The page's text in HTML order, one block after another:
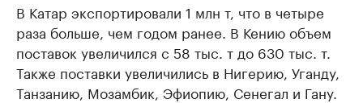
В Катар экспортировали 1 млн т, что в четыре
раза больше, чем годом ранее. В Кению объем
поставок увеличился с 58 тыс. т до 630 тыс. т.
Также поставки увеличились в Нигерию, Уганду,
Танзанию, Мозамбик, Эфиопию, Сенегал и Гану.